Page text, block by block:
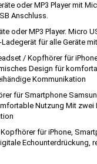
oder MP3 Player mit
Anschluss.
oder MP3 Player.
für alle Geräte
/ Kopfhörer für
Design für
Kommunikation
für Smartphone
Nutzung Mit
für iPhone,